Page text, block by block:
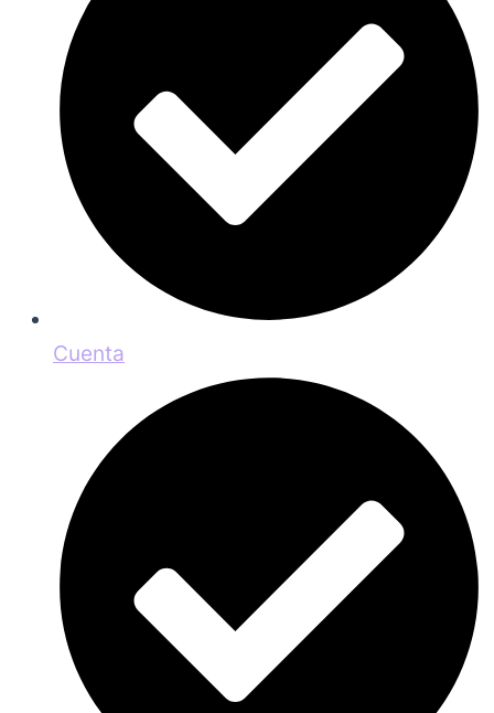
Cuenta